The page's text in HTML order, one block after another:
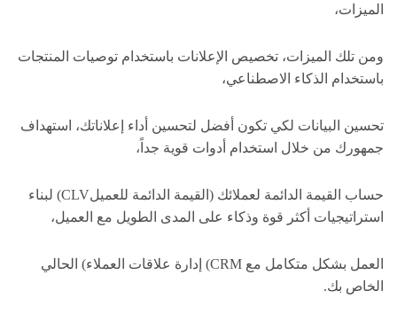
الميزات،
ومن تلك الميزات، تخصيص الإعلانات باستخدام توصيات المنتجات
باستخدام الذكاء الاصطناعي،
تحسين البيانات لكي تكون أفضل لتحسين أداء إعلاناتك، استهداف
جمهورك من خلال استخدام أدوات قوية جداً،
حساب القيمة الدائمة لعملائك (القيمة الدائمة للعميلCLV) لبناء
استراتيجيات أكثر قوة وذكاء على المدى الطويل مع العميل،
العمل بشكل متكامل مع CRM) إدارة علاقات العملاء) الحالي
الخاص بك.